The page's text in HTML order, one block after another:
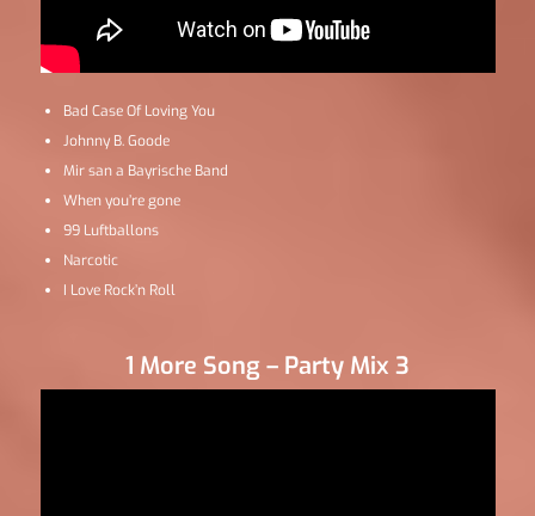
Bad Case Of Loving You
Johnny B. Goode
Mir san a Bayrische Band
When you’re gone
99 Luftballons
Narcotic
I Love Rock’n Roll
1 More Song – Party Mix 3